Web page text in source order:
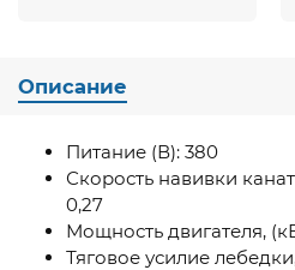
Описание
Питание (В): 380
Скорость навивки
0,27
Мощность двигателя,
Тяговое усилие